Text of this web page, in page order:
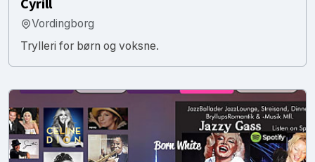
Cyrill
Vordingborg
Trylleri for børn og voksne.